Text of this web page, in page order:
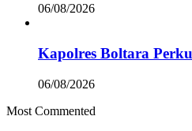
06/08/2026
Kapolres Boltara
06/08/2026
Most Commented